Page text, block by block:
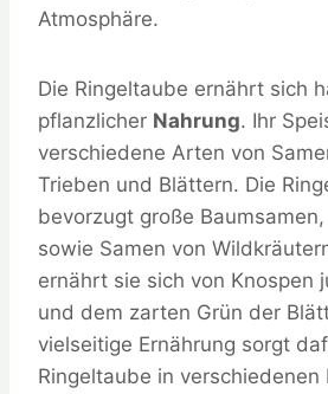
Atmosphäre.
Die Ringeltaube ernährt sich
pflanzlicher Nahrung. Ihr
verschiedene Arten von
Trieben und Blättern. Die
bevorzugt große
sowie Samen von
ernährt sie sich von Knospen
und dem zarten Grün der
vielseitige Ernährung sorgt
Ringeltaube in verschiedenen